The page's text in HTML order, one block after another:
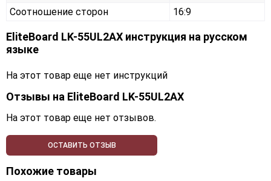
Соотношение сторон
16:9
EliteBoard LK-55UL2AX инструкция на русском
языке
На этот товар еще нет инструкций
Отзывы на EliteBoard LK-55UL2AX
На этот товар еще нет отзывов.
ОСТАВИТЬ ОТЗЫВ
Похожие товары